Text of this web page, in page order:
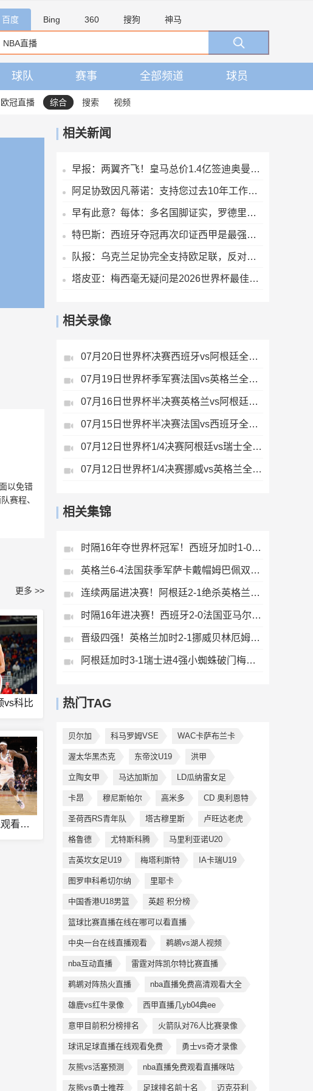
百度 Bing 360 搜狗 神马
球队 赛事 全部频道 球员
欧冠直播 综合 搜索 视频
以免错
赛程、
更多 >>
vs科比
斯诺克直播在线观看高清直播
相关新闻
早报：两翼齐飞！皇马总价1.4亿签迪奥曼德，续约维尼修斯至2032
阿足协致因凡蒂诺：支持您过去10年工作，由您继续领导是正确道路
早有此意？每体：多名国脚证实，罗德里世界杯期间打听过巴萨情况
特巴斯：西班牙夺冠再次印证西甲是最强联赛；西甲需要强大的皇马
队报：乌克兰足协完全支持欧足联，反对因凡蒂诺缺乏透明度的计划
塔皮亚：梅西毫无疑问是2026世界杯最佳，国家队大门永远为他敞开
相关录像
07月20日世界杯决赛西班牙vs阿根廷全场录像
07月19日世界杯季军赛法国vs英格兰全场录像
07月16日世界杯半决赛英格兰vs阿根廷全场录像
07月15日世界杯半决赛法国vs西班牙全场录像
07月12日世界杯1/4决赛阿根廷vs瑞士全场录像
07月12日世界杯1/4决赛挪威vs英格兰全场录像
相关集锦
时隔16年夺世界杯冠军！西班牙加时1-0阿根廷费兰制胜恩佐染红
英格兰6-4法国获季军萨卡戴帽姆巴佩双响创纪录奥利塞2助+失良机
连续两届进决赛！阿根廷2-1绝杀英格兰劳塔罗恩佐破门梅西两助攻
时隔16年进决赛！西班牙2-0法国亚马尔造点奥亚萨瓦尔、波罗破门
晋级四强！英格兰加时2-1挪威贝林厄姆连场双响谢尔德鲁普破门
阿根廷加时3-1瑞士进4强小蜘蛛破门梅西助攻麦卡恩博洛假摔染红
热门TAG
贝尔加 科马罗姆VSE WAC卡萨布兰卡
渥太华黑杰克 东帝汶U19 洪甲
立陶女甲 马达加斯加 LD瓜纳雷女足
卡昂 穆尼斯帕尔 高米多 CD 奥利恩特
圣荷西RS青年队 塔古穆里斯 卢旺达老虎
格鲁德 尤特斯科腾 马里利亚诺U20
吉英坎女足U19 梅塔利斯特 IA卡瑞U19
图罗申科希切尔纳 里耶卡
中国香港U18男篮 英超 积分榜
篮球比赛直播在线在哪可以看直播
中央一台在线直播观看 鹈鹕vs湖人视频
nba互动直播 雷霆对阵凯尔特比赛直播
鹈鹕对阵热火直播 nba直播免费高清观看大全
雄鹿vs红牛录像 西甲直播几yb04典ee
意甲目前积分榜排名 火箭队对76人比赛录像
球讯足球直播在线观看免费 勇士vs奇才录像
灰熊vs活塞预测 nba直播免费观看直播咪咕
灰熊vs勇士推荐 足球排名前十名 迈克芬利